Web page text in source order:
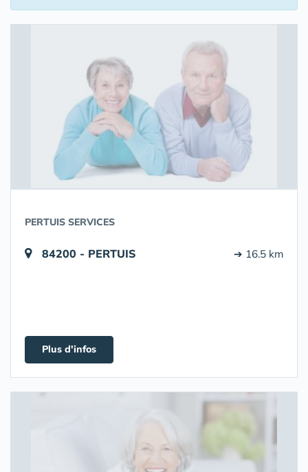
PERTUIS SERVICES
84200 - PERTUIS ➔ 16.5 km
Plus d'infos